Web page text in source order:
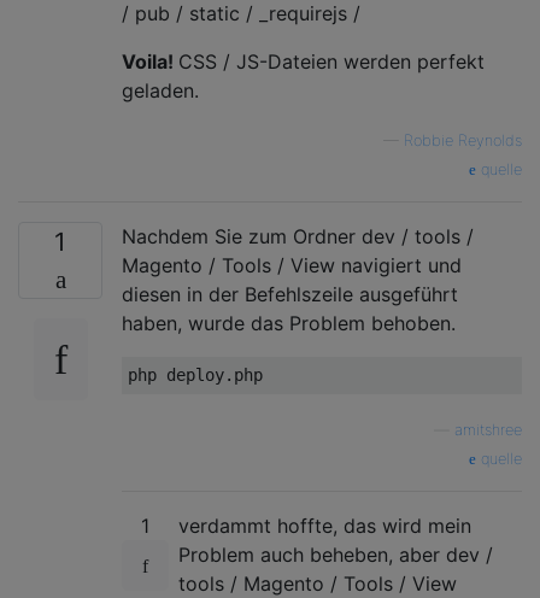
/ pub / static / _requirejs /
Voila! CSS / JS-Dateien werden perfekt
geladen.
Robbie Reynolds
quelle
1
Nachdem Sie zum Ordner dev / tools /
Magento / Tools / View navigiert und
diesen in der Befehlszeile ausgeführt
haben, wurde das Problem behoben.
php deploy. php
amitshree
quelle
1
verdammt hoffte, das wird mein
Problem auch beheben, aber dev /
tools / Magento / Tools / View